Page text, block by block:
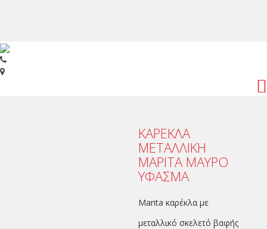
ΚΑΡΕΚΛΑ
ΜΕΤΑΛΛΙΚΗ
ΜΑΡΙΤΑ ΜΑΥΡΟ
ΥΦΑΣΜΑ
Marita καρέκλα με
μεταλλικό σκελετό βαφής